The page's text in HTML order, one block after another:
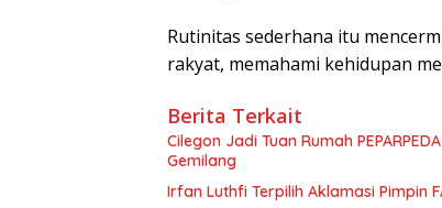
Rutinitas sederhana itu
rakyat, memahami kehidupan
Berita Terkait
Cilegon Jadi Tuan Rumah
Gemilang
Irfan Luthfi Terpilih Aklamasi Pimpin